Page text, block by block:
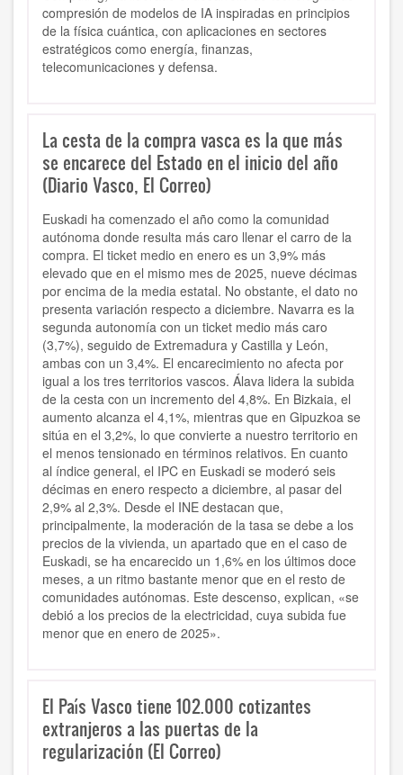
compresión de modelos de IA inspiradas en principios
de la física cuántica, con aplicaciones en sectores
estratégicos como energía, finanzas,
telecomunicaciones y defensa.
La cesta de la compra vasca es la que más
se encarece del Estado en el inicio del año
(Diario Vasco, El Correo)
Euskadi ha comenzado el año como la comunidad
autónoma donde resulta más caro llenar el carro de la
compra. El ticket medio en enero es un 3,9% más
elevado que en el mismo mes de 2025, nueve décimas
por encima de la media estatal. No obstante, el dato no
presenta variación respecto a diciembre. Navarra es la
segunda autonomía con un ticket medio más caro
(3,7%), seguido de Extremadura y Castilla y León,
ambas con un 3,4%. El encarecimiento no afecta por
igual a los tres territorios vascos. Álava lidera la subida
de la cesta con un incremento del 4,8%. En Bizkaia, el
aumento alcanza el 4,1%, mientras que en Gipuzkoa se
sitúa en el 3,2%, lo que convierte a nuestro territorio en
el menos tensionado en términos relativos. En cuanto
al índice general, el IPC en Euskadi se moderó seis
décimas en enero respecto a diciembre, al pasar del
2,9% al 2,3%. Desde el INE destacan que,
principalmente, la moderación de la tasa se debe a los
precios de la vivienda, un apartado que en el caso de
Euskadi, se ha encarecido un 1,6% en los últimos doce
meses, a un ritmo bastante menor que en el resto de
comunidades autónomas. Este descenso, explican, «se
debió a los precios de la electricidad, cuya subida fue
menor que en enero de 2025».
El País Vasco tiene 102.000 cotizantes
extranjeros a las puertas de la
regularización (El Correo)